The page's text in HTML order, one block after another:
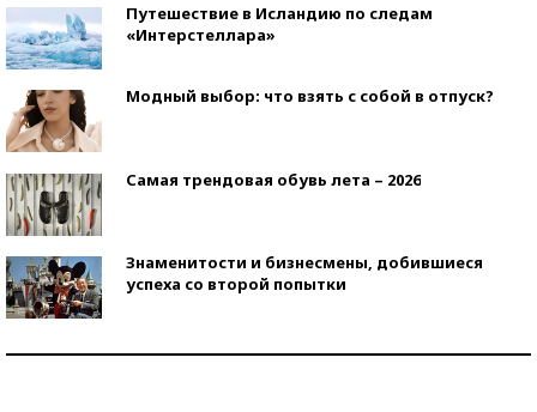
Путешествие в Исландию по следам
«Интерстеллара»
Модный выбор: что взять с собой в отпуск?
Самая трендовая обувь лета – 2026
Знаменитости и бизнесмены, добившиеся
успеха со второй попытки